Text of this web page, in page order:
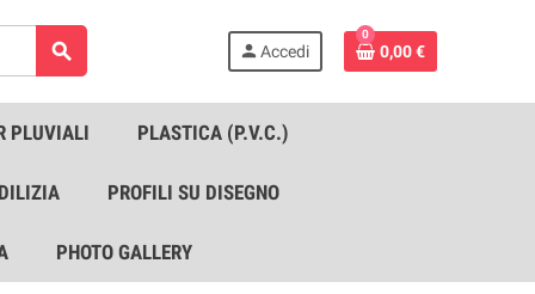
search person Accedi
0
0,00 €
PLUVIALI PLASTICA (P.V.C.)
PROFILI SU DISEGNO
PHOTO GALLERY